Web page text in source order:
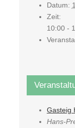
Datum:
Zeit:
10:00 -
Gasteig
Hans-